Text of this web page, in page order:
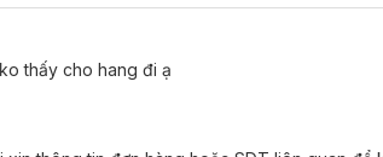
độ cao hoặc ẩm ướt.
thấy cho hang đi ạ